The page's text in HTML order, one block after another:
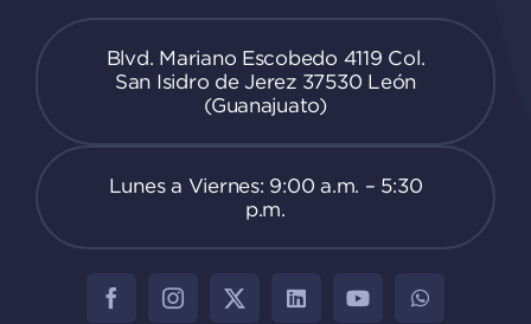
Blvd. Mariano Escobedo 4119 Col.
San Isidro de Jerez 37530 León
(Guanajuato)
Lunes a Viernes: 9:00 a.m. – 5:30
p.m.